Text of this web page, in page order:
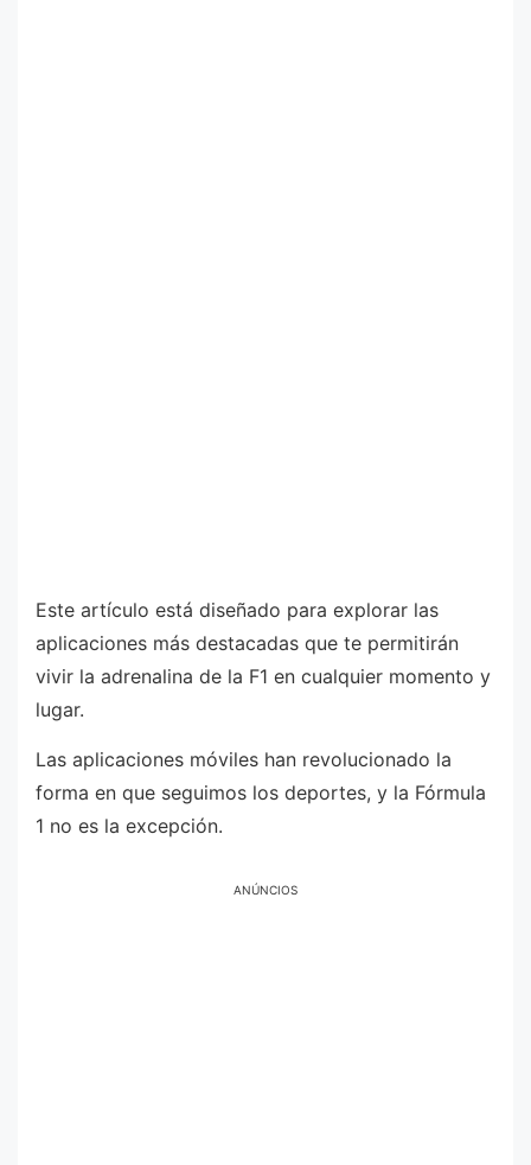
Este artículo está diseñado para explorar las
aplicaciones más destacadas que te permitirán
vivir la adrenalina de la F1 en cualquier momento y
lugar.
Las aplicaciones móviles han revolucionado la
forma en que seguimos los deportes, y la Fórmula
1 no es la excepción.
ANÚNCIOS